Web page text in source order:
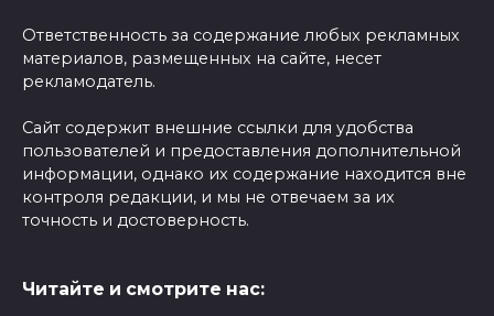
Ответственность за содержание любых рекламных
материалов, размещенных на сайте, несет
рекламодатель.
Сайт содержит внешние ссылки для удобства
пользователей и предоставления дополнительной
информации, однако их содержание находится вне
контроля редакции, и мы не отвечаем за их
точность и достоверность.
Читайте и смотрите нас: